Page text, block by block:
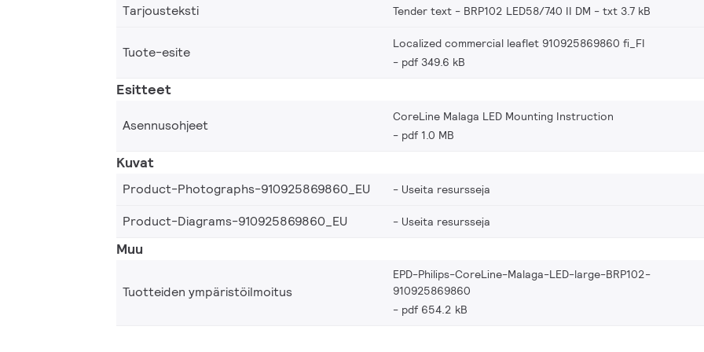
Tarjousteksti Tender text - BRP102 LED58/740 II DM txt 3.7 kB
Tuote-esite
Localized commercial leaflet 910925869860 fi_FI
pdf 349.6 kB
Esitteet
Asennusohjeet
CoreLine Malaga LED Mounting Instruction
pdf 1.0 MB
Kuvat
Product-Photographs-910925869860_EU Useita resursseja
Product-Diagrams-910925869860_EU Useita resursseja
Muu
Tuotteiden ympäristöilmoitus
EPD-Philips-CoreLine-Malaga-LED-large-BRP102-
910925869860
pdf 654.2 kB